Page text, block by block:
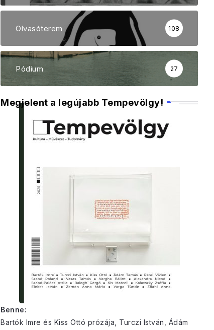
Olvasóterem 108
Pódium 27
Megjelent a legújabb Tempevölgy!
Benne:
Bartók Imre és Kiss Ottó prózája, Turczi István, Ádám